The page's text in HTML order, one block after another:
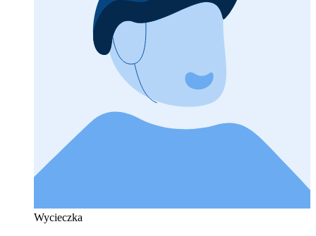
Wycieczka